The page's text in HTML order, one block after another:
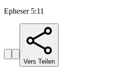
Epheser 5:11
Vers Teilen